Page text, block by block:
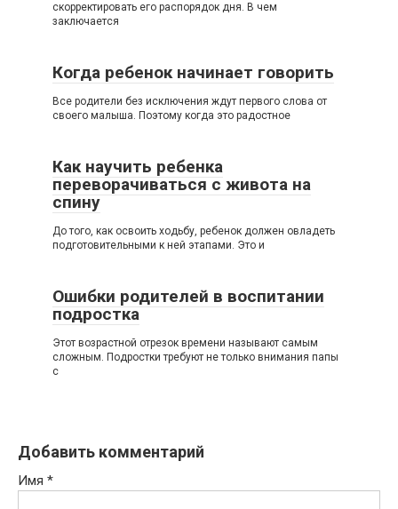
скорректировать его распорядок дня. В чем
заключается
Когда ребенок начинает говорить
Все родители без исключения ждут первого слова от
своего малыша. Поэтому когда это радостное
Как научить ребенка
переворачиваться с живота на
спину
До того, как освоить ходьбу, ребенок должен овладеть
подготовительными к ней этапами. Это и
Ошибки родителей в воспитании
подростка
Этот возрастной отрезок времени называют самым
сложным. Подростки требуют не только внимания папы
с
Добавить комментарий
Имя *